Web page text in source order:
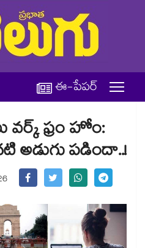
ఈ-పేపర్
ఫ్రం హోం:
అడుగు పడిందా..!